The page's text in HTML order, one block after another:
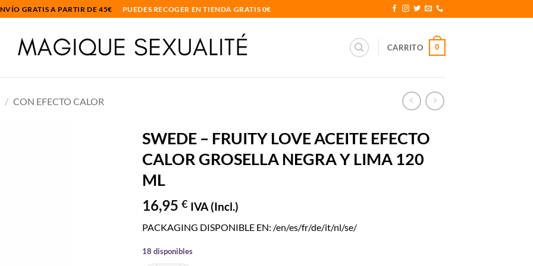
GRATIS A PARTIR DE 45€ PUEDES RECOGER EN TIENDA GRATIS 0€
CARRITO 0
/ CON EFECTO CALOR
SWEDE – FRUITY LOVE ACEITE EFECTO
CALOR GROSELLA NEGRA Y LIMA 120
ML
16,95 € IVA (Incl.)
PACKAGING DISPONIBLE EN: /en/es/fr/de/it/nl/se/
18 disponibles